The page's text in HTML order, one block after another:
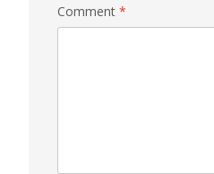
Comment *